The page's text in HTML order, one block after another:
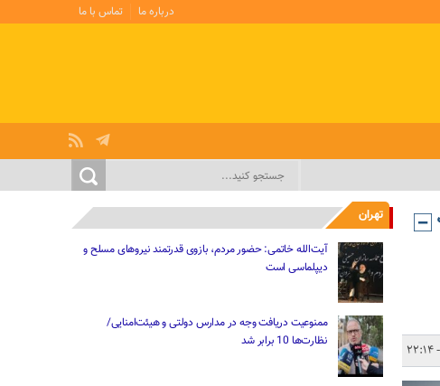
درباره ما تماس با ما
تهران
آیت‌الله خاتمی: حضور مردم، بازوی قدرتمند نیروهای مسلح و
دیپلماسی است
ممنوعیت دریافت وجه در مدارس دولتی و هیئت‌امنایی/
نظارت‌ها 10 برابر شد